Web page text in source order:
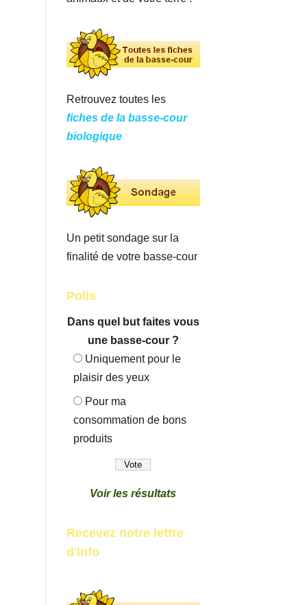
Retrouvez toutes les
fiches de la basse-cour
biologique
Un petit sondage sur la
finalité de votre basse-cour
Polls
Dans quel but faites vous
une basse-cour ?
Uniquement pour le
plaisir des yeux
Pour ma
consommation de bons
produits
Voir les résultats
Recevez notre lettre
d'info